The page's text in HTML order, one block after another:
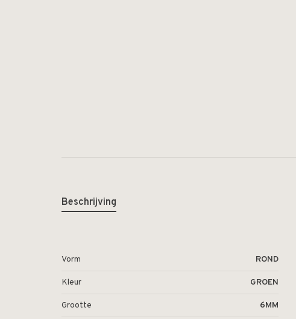
Beschrijving
Vorm ROND
Kleur GROEN
Grootte 6MM